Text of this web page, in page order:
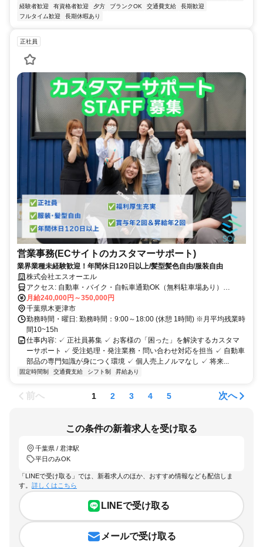
経験者歓迎
有資格者歓迎 夕方 ブランクOK 交通費支給
長期歓迎
フルタイム歓迎
長期休暇あり
正社員
営業事務(ECサイトのカスタマーサポート)
業界業種未経験歓迎！年間休日120日以上/髪型髪色自由/服装自由
株式会社エスオーエル
アクセス: 自動車・バイク・自転車通勤OK（無料駐車場あり）
JR「木更津駅」よりバス13分 最寄のバス停「小浜」より徒歩3分
月給240,000円～350,000円
千葉県木更津市
勤務時間・曜日: 勤務時間：9:00～18:00 (休憩 1時間) ※月平均残業時
間10~15h
仕事内容: ✓ 正社員募集 ✓ お客様の「困った」を解決するカスタマ
ーサポート ✓ 受注処理・発注業務・問い合わせ対応を担当 ✓ 自動車
部品の専門知識が身につく環境 ✓ 個人売上ノルマなし ✓ 将来...
固定時間制 交通費支給 シフト制 昇給あり
前へ 1 2 3 4 5 次へ
この条件の新着求人を受け取る
千葉県 / 君津駅
平日のみOK
「LINEで受け取る」では、新着求人のほか、おすすめ情報なども配信しま
す。 詳しくはこちら
LINEで受け取る
メールで受け取る